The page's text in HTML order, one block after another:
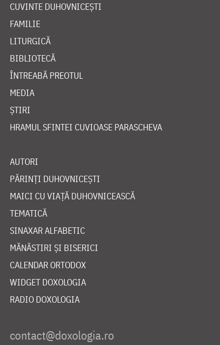
CUVINTE DUHOVNICEȘTI
FAMILIE
LITURGICĂ
BIBLIOTECĂ
ÎNTREABĂ PREOTUL
MEDIA
ȘTIRI
HRAMUL SFINTEI CUVIOASE PARASCHEVA
AUTORI
PĂRINȚI DUHOVNICEȘTI
MAICI CU VIAȚĂ DUHOVNICEASCĂ
TEMATICĂ
SINAXAR ALFABETIC
MĂNĂSTIRI ȘI BISERICI
CALENDAR ORTODOX
WIDGET DOXOLOGIA
RADIO DOXOLOGIA